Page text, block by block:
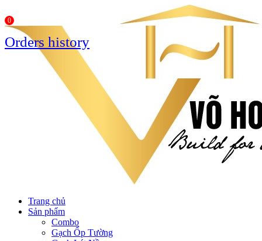
Trang chủ
Sản phẩm
Combo
Gạch Ốp Tường
0
Orders history